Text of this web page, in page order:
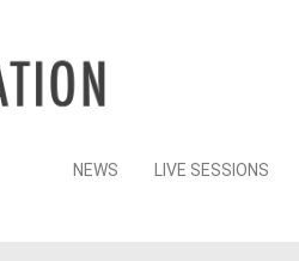
Skip
NEWS LIVE SESSIONS